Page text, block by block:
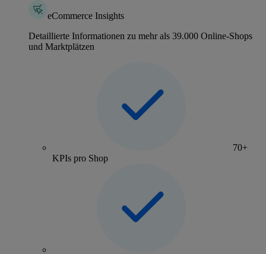
eCommerce Insights
Detaillierte Informationen zu mehr als 39.000 Online-Shops
und Marktplätzen
70+
KPIs pro Shop